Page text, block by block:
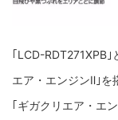
｢LCD-RDT271XPB
エア・エンジンⅡ｣を
｢ギガクリエア・エ